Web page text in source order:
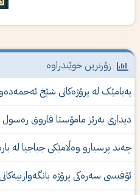
زۆرترین خوێندراوە
لە پرۆژەكانى شێخ ئەحمەدەوە
به‌رێز مامۆستا فاروق ره‌سول
پرسیارو وەڵامێكی جیاجیا لە بارەی
سەرەکی پرۆژە